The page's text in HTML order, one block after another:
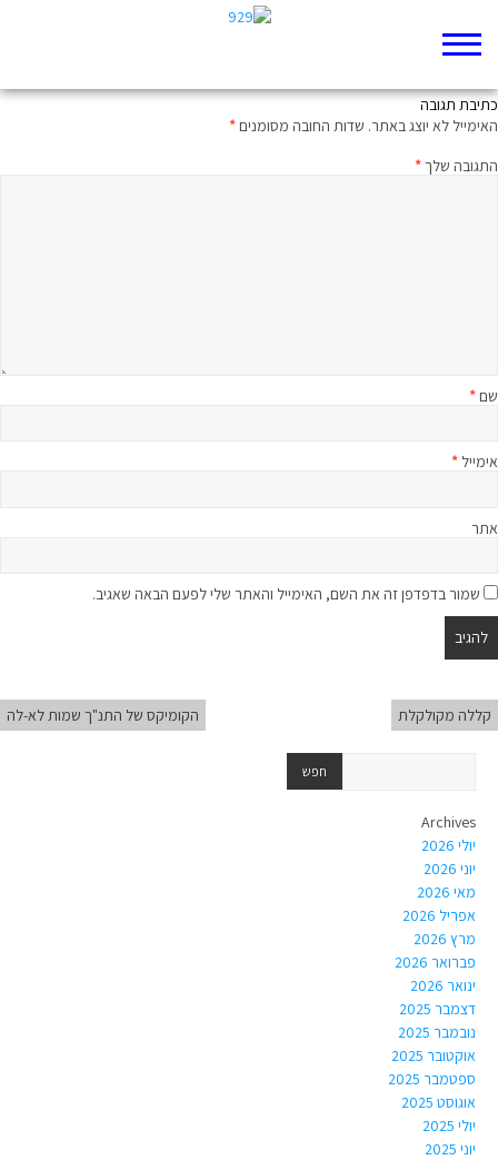
כתיבת תגובה
האימייל לא יוצג באתר. שדות החובה מסומנים*
התגובה שלך*
שם*
אימייל *
אתר
שמור בדפדפן זה את השם, האימייל והאתר שלי לפעם הבאה שאגיב.
קללה מקולקלת הקומיקס של התנ"ך שמות לא-לה
Archives
יולי 2026
יוני 2026
מאי 2026
אפריל 2026
מרץ 2026
פברואר 2026
ינואר 2026
דצמבר 2025
נובמבר 2025
אוקטובר 2025
ספטמבר 2025
אוגוסט 2025
יולי 2025
יוני 2025